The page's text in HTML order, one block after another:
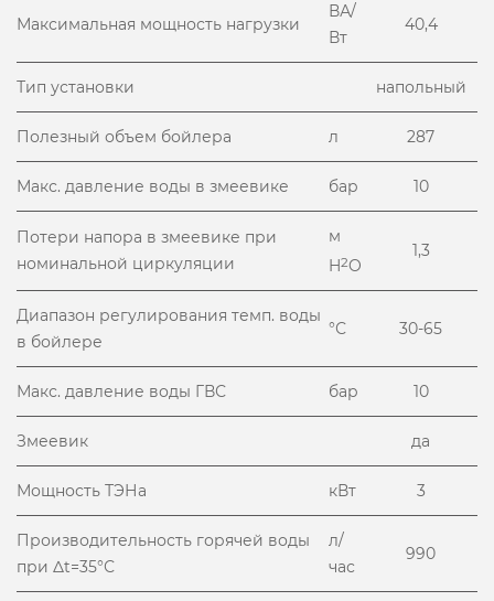
Максимальная мощность нагрузки
ВА/
Вт
40,4
Тип установки напольный
Полезный объем бойлера л 287
Макс. давление воды в змеевике бар 10
Потери напора в змеевике при
номинальной циркуляции
м
H2O
1,3
Диапазон регулирования темп. воды
в бойлере
°С 30-65
Макс. давление воды ГВС бар 10
Змеевик да
Мощность ТЭНа кВт 3
Производительность горячей воды
при Δt=35°С
л/
час
990